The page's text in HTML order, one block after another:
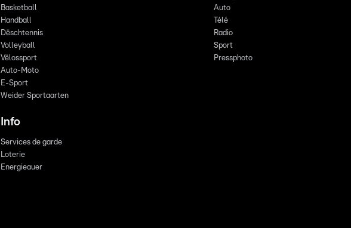
Basketball
Handball
Dëschtennis
Volleyball
Vëlossport
Auto-Moto
E-Sport
Weider Sportaarten
Auto
Télé
Radio
Sport
Pressphoto
Info
Services de garde
Loterie
Energieauer